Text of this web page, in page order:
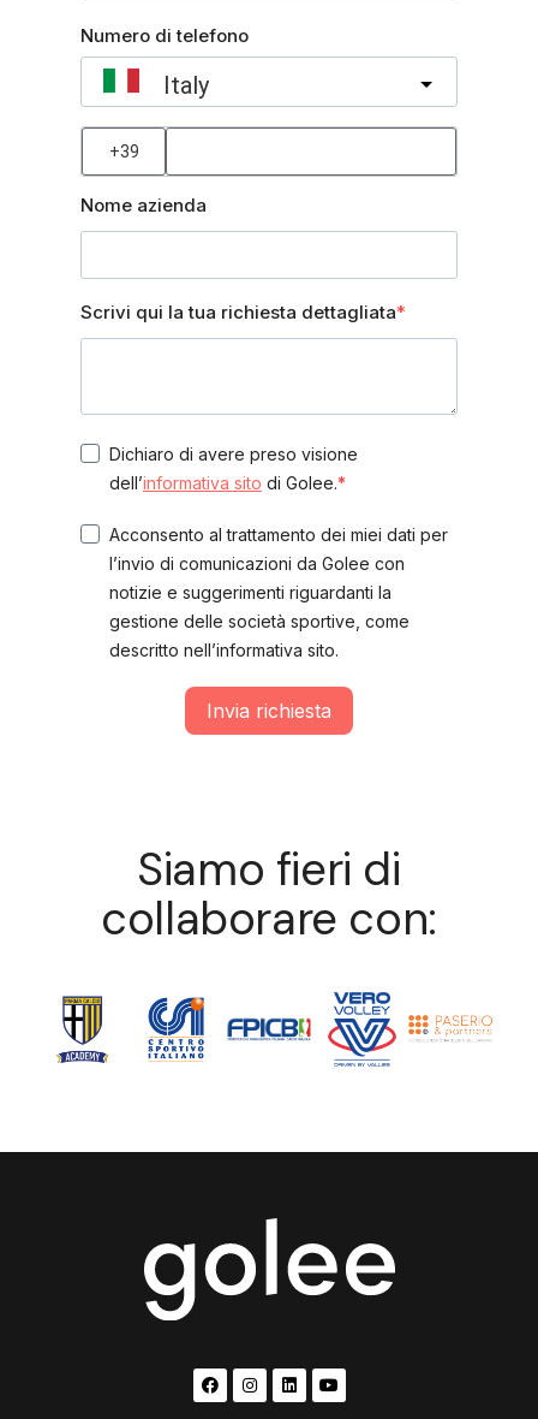
Numero di telefono
Italy
Nome azienda
Scrivi qui la tua richiesta dettagliata
Dichiaro di avere preso visione
dell’informativa sito di Golee.
Acconsento al trattamento dei miei dati per
l’invio di comunicazioni da Golee con
notizie e suggerimenti riguardanti la
gestione delle società sportive, come
descritto nell’informativa sito.
Invia richiesta
Siamo fieri di
collaborare con: